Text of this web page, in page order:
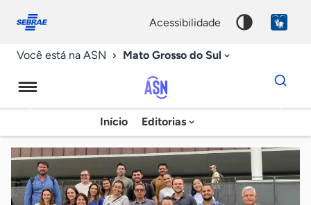
conosco
acessibilidade
Você está na ASN Mato Grosso do Sul
Agência
Sebrae
de
Notícias
Início Editorias
Dados
para
chave